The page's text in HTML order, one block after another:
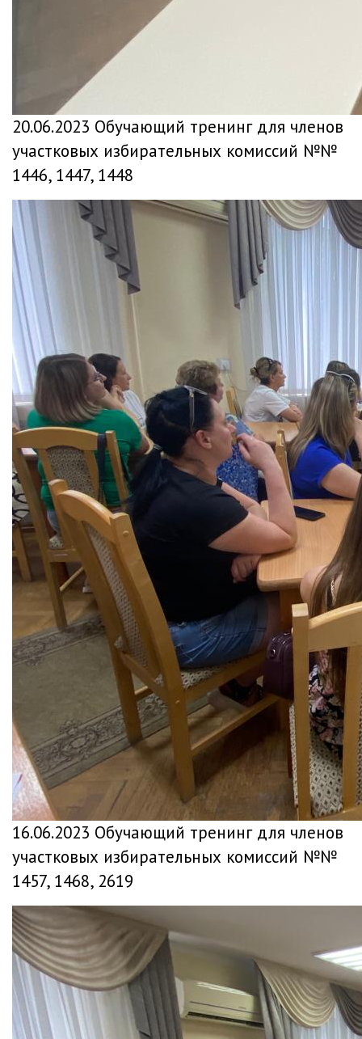
20.06.2023 Обучающий тренинг для членов
участковых избирательных комиссий №№
1446, 1447, 1448
16.06.2023 Обучающий тренинг для членов
участковых избирательных комиссий №№
1457, 1468, 2619